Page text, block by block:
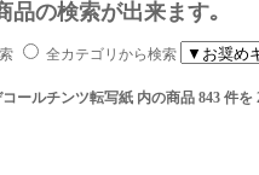
品の検索が出来ます｡
全カテゴリから検索
ールチンツ転写紙 内の商品 843 件